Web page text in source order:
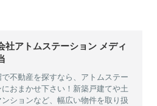
社アトムステーション メディ
不動産を探すなら、アトムステー
におまかせ下さい！新築戸建てや土
ションなど、幅広い物件を取り扱